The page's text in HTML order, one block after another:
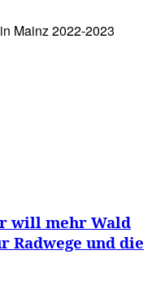
Mainz 2022-2023
will mehr Wald
Radwege und die